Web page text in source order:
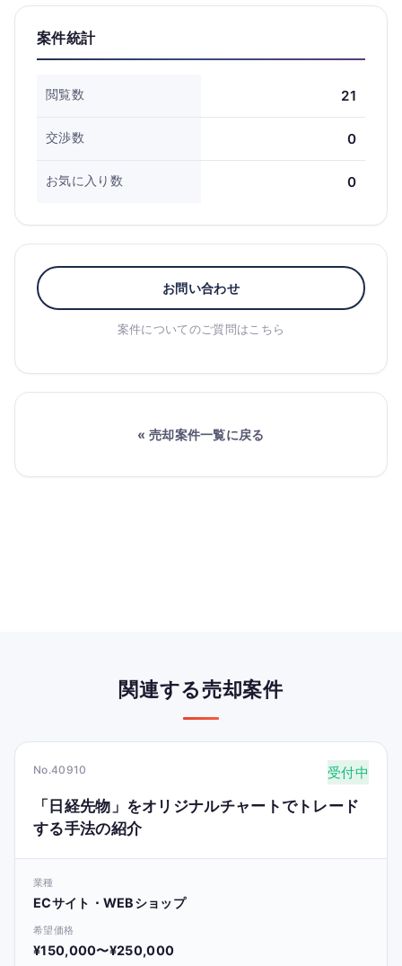
案件統計
閲覧数 21
交渉数 0
お気に入り数 0
お問い合わせ
案件についてのご質問はこちら
« 売却案件一覧に戻る
関連する売却案件
No.40910 受付中
「日経先物」をオリジナルチャートでトレード
する手法の紹介
業種
ECサイト・WEBショップ
希望価格
¥150,000〜¥250,000